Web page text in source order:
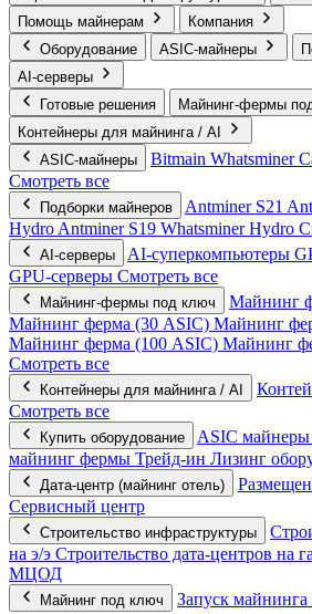
Помощь майнерам
Компания
Оборудование
ASIC-майнеры
AI‑серверы
Готовые решения
Майнинг-фермы
Контейнеры для майнинга / AI
ASIC-майнеры
Bitmain Whatsminer
Смотреть все
Подборки майнеров Antminer S21
Hydro Antminer S19 Whatsminer Hydro
AI‑серверы AI‑суперкомпьютеры
GPU‑серверы Смотреть все
Майнинг-фермы под ключ
Майнинг
Майнинг ферма (30 ASIC) Майнинг
Майнинг ферма (100 ASIC) Майнинг
Смотреть все
Контейнеры для майнинга / AI
Смотреть все
Купить оборудование ASIC майнеры
майнинг фермы Трейд-ин Лизинг
Дата-центр (майнинг отель)
Сервисный центр
Строительство инфраструктуры
на э/э Строительство дата-центров на
МЦОД
Майнинг под ключ Запуск